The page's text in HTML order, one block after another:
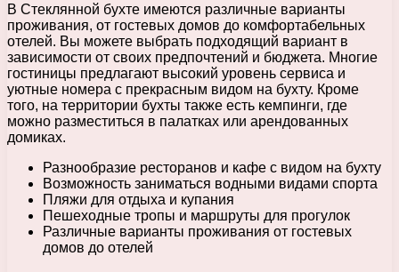
В Стеклянной бухте имеются различные варианты
проживания, от гостевых домов до комфортабельных
отелей. Вы можете выбрать подходящий вариант в
зависимости от своих предпочтений и бюджета. Многие
гостиницы предлагают высокий уровень сервиса и
уютные номера с прекрасным видом на бухту. Кроме
того, на территории бухты также есть кемпинги, где
можно разместиться в палатках или арендованных
домиках.
Разнообразие ресторанов и кафе с видом на бухту
Возможность заниматься водными видами спорта
Пляжи для отдыха и купания
Пешеходные тропы и маршруты для прогулок
Различные варианты проживания от гостевых
домов до отелей